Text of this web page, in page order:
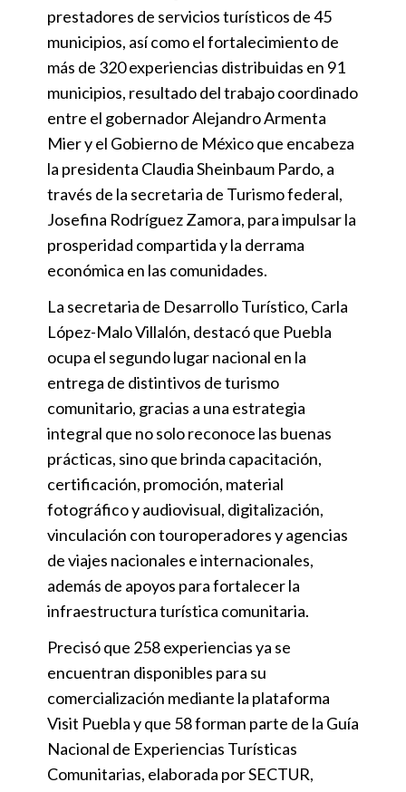
prestadores de servicios turísticos de 45
municipios, así como el fortalecimiento de
más de 320 experiencias distribuidas en 91
municipios, resultado del trabajo coordinado
entre el gobernador Alejandro Armenta
Mier y el Gobierno de México que encabeza
la presidenta Claudia Sheinbaum Pardo, a
través de la secretaria de Turismo federal,
Josefina Rodríguez Zamora, para impulsar la
prosperidad compartida y la derrama
económica en las comunidades.
La secretaria de Desarrollo Turístico, Carla
López-Malo Villalón, destacó que Puebla
ocupa el segundo lugar nacional en la
entrega de distintivos de turismo
comunitario, gracias a una estrategia
integral que no solo reconoce las buenas
prácticas, sino que brinda capacitación,
certificación, promoción, material
fotográfico y audiovisual, digitalización,
vinculación con touroperadores y agencias
de viajes nacionales e internacionales,
además de apoyos para fortalecer la
infraestructura turística comunitaria.
Precisó que 258 experiencias ya se
encuentran disponibles para su
comercialización mediante la plataforma
Visit Puebla y que 58 forman parte de la Guía
Nacional de Experiencias Turísticas
Comunitarias, elaborada por SECTUR,